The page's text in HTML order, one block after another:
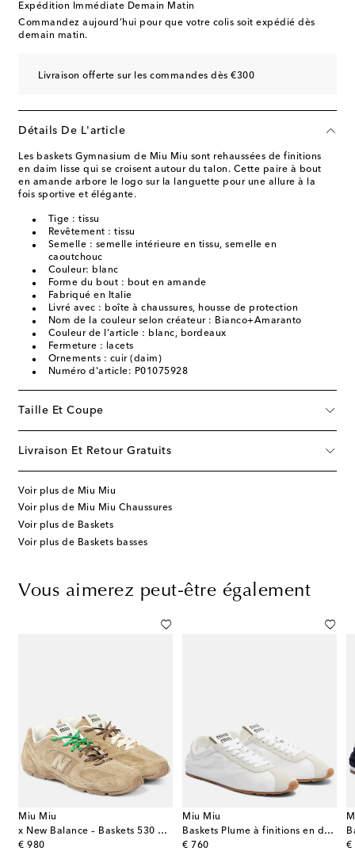
Expédition Immédiate Demain Matin
Commandez aujourd’hui pour que votre colis soit expédié dès
demain matin.
Livraison offerte sur les commandes dès €300
Détails De L'article
Les baskets Gymnasium de Miu Miu sont rehaussées de finitions
en daim lisse qui se croisent autour du talon. Cette paire à bout
en amande arbore le logo sur la languette pour une allure à la
fois sportive et élégante.
Tige : tissu
Revêtement : tissu
Semelle : semelle intérieure en tissu, semelle en
caoutchouc
Couleur: blanc
Forme du bout : bout en amande
Fabriqué en Italie
Livré avec : boîte à chaussures, housse de protection
Nom de la couleur selon créateur : Bianco+Amaranto
Couleur de l'article : blanc, bordeaux
Fermeture : lacets
Ornements : cuir (daim)
Numéro d'article: P01075928
Taille Et Coupe
Livraison Et Retour Gratuits
Voir plus de Miu Miu
Voir plus de Miu Miu Chaussures
Voir plus de Baskets
Voir plus de Baskets basses
Vous aimerez peut-être également
Miu Miu
x New Balance – Baskets 530 SL en daim
€ 980
original price
Miu Miu
Baskets Plume à finitions en daim
€ 760
original price
€